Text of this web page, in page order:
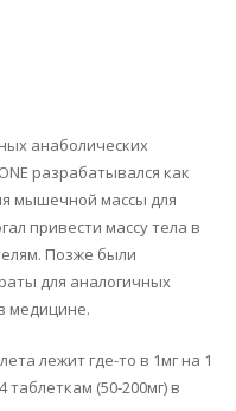
анаболических
разрабатывался как
мышечной массы для
привести массу тела в
Позже были
для аналогичных
медицине.
лежит где-то в 1мг на 1
таблеткам (50-200мг) в